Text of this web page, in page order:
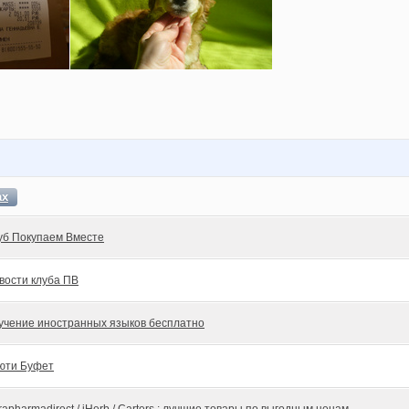
Покупаем Вместе
клуба ПВ
иностранных языков бесплатно
Буфет